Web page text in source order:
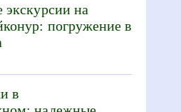
экскурсии на
погружение в
в